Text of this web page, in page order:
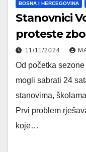
BOSNA I HERCEGOVINA
Stanovnici
proteste
11/11/2024
Od početka
mogli sabrati 24
stanovima,
Prvi problem
koje…